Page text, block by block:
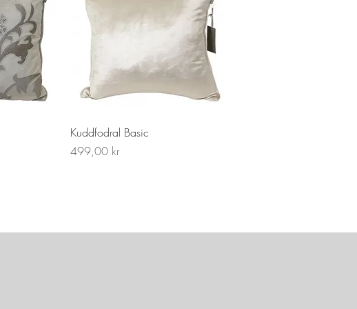
Snabbvisning
Kuddfodral Basic
Pris
499,00 kr